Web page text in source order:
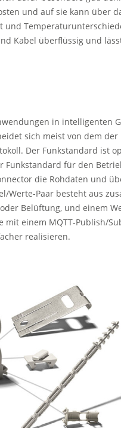
und auf sie kann über
und
Kabel überflüssig und
in intelligenten
sich meist von dem
Der Funkstandard
Funkstandard für den
die Rohdaten und
Werte-Paar besteht aus
Belüftung, und einem
mit einem MQTT-Publish/
realisieren.